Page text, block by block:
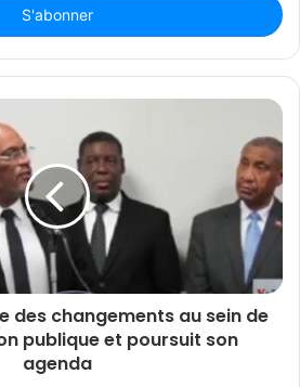
des changements au sein de
publique et poursuit son
agenda